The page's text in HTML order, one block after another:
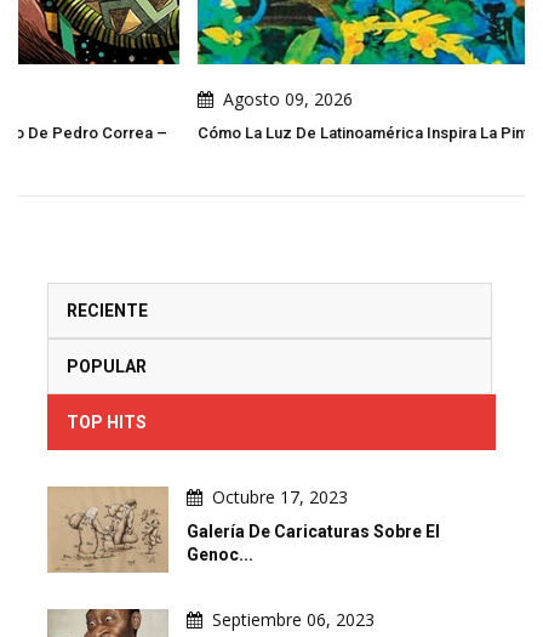
–
Agosto 09, 2026
Cómo La Luz De Latinoamérica Inspira La Pintura
RECIENTE
POPULAR
TOP HITS
Octubre 17, 2023
Galería De Caricaturas Sobre El
Genoc...
Septiembre 06, 2023